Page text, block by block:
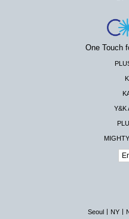
One Touch
Y&K
Seoul NY